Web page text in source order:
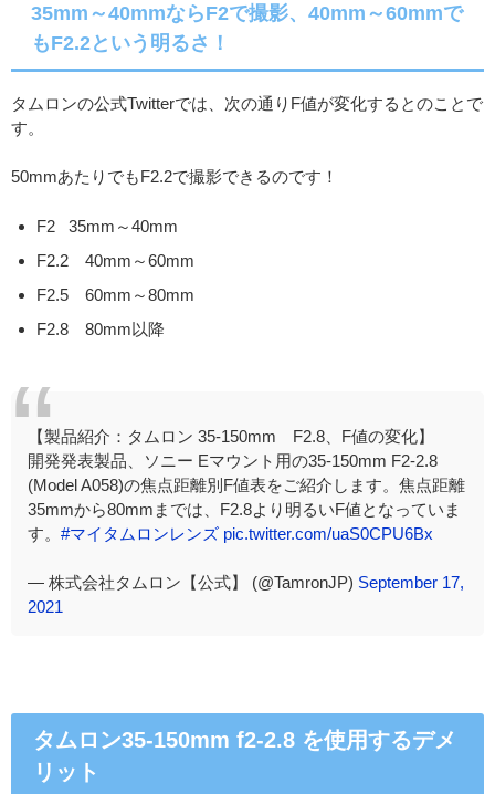
35mm～40mmならF2で撮影、40mm～60mmで
もF2.2という明るさ！
タムロンの公式Twitterでは、次の通りF値が変化するとのことで
す。
50mmあたりでもF2.2で撮影できるのです！
F2 35mm～40mm
F2.2 40mm～60mm
F2.5 60mm～80mm
F2.8 80mm以降
【製品紹介：タムロン 35-150mm F2.8、F値の変化】
開発発表製品、ソニー Eマウント用の35-150mm F2-2.8
(Model A058)の焦点距離別F値表をご紹介します。焦点距離
35mmから80mmまでは、F2.8より明るいF値となっていま
す。 #マイタムロンレンズ pic.twitter.com/uaS0CPU6Bx
— 株式会社タムロン【公式】 (@TamronJP) September 17,
2021
タムロン35-150mm f2-2.8 を使用するデメ
リット